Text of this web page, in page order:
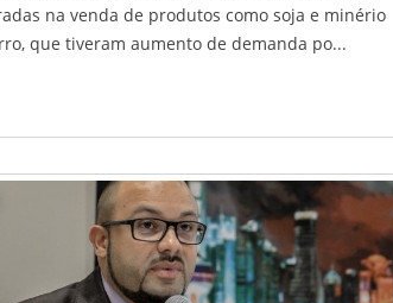
na venda de produtos como soja e minério
que tiveram aumento de demanda po...